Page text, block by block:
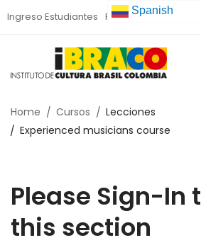
Ingreso Estudiantes Preinscripción
Home Cursos
Lecciones
Experienced musicians course
Please Sign-In
this section
Spanish